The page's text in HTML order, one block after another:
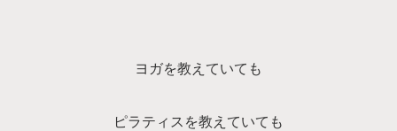
ヨガを教えていても
ピラティスを教えていても